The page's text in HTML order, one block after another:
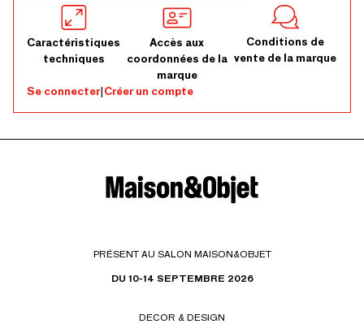
Caractéristiques
techniques
Accès aux
coordonnées de la
marque
Conditions de
vente de la marque
Se connecter|Créer un compte
PRÉSENT AU SALON MAISON&OBJET
DU 10-14 SEPTEMBRE 2026
DECOR & DESIGN